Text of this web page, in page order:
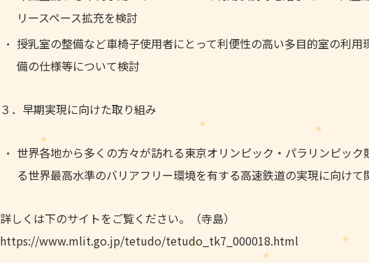
リースペース拡充を検討
授乳室の整備など車椅子使用者にとって利便性の高い多目的室の利
備の仕様等について検討
３．早期実現に向けた取り組み
世界各地から多くの方々が訪れる東京オリンピック・パラリンピッ
る世界最高水準のバリアフリー環境を有する高速鉄道の実現に向け
詳しくは下のサイトをご覧ください。（寺島）
https://www.mlit.go.jp/tetudo/tetudo_tk7_000018.html